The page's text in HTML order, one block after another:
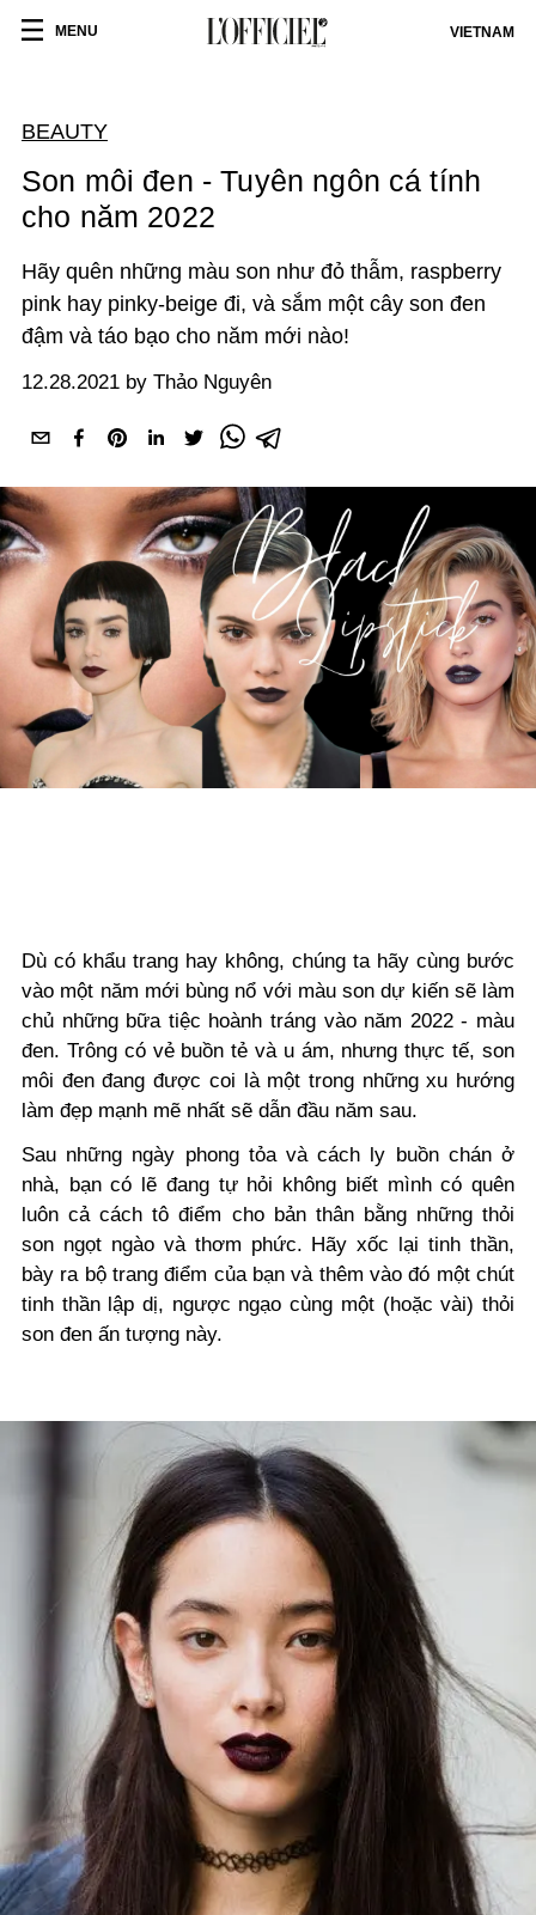
MENU VIETNAM
BEAUTY
Son môi đen - Tuyên ngôn cá tính
cho năm 2022
Hãy quên những màu son như đỏ thẫm, raspberry
pink hay pinky-beige đi, và sắm một cây son đen
đậm và táo bạo cho năm mới nào!
12.28.2021 by Thảo Nguyên
Dù có khẩu trang hay không, chúng ta hãy cùng bước
vào một năm mới bùng nổ với màu son dự kiến sẽ làm
chủ những bữa tiệc hoành tráng vào năm 2022 - màu
đen. Trông có vẻ buồn tẻ và u ám, nhưng thực tế, son
môi đen đang được coi là một trong những xu hướng
làm đẹp mạnh mẽ nhất sẽ dẫn đầu năm sau.
Sau những ngày phong tỏa và cách ly buồn chán ở
nhà, bạn có lẽ đang tự hỏi không biết mình có quên
luôn cả cách tô điểm cho bản thân bằng những thỏi
son ngọt ngào và thơm phức. Hãy xốc lại tinh thần,
bày ra bộ trang điểm của bạn và thêm vào đó một chút
tinh thần lập dị, ngược ngạo cùng một (hoặc vài) thỏi
son đen ấn tượng này.